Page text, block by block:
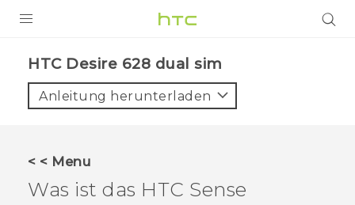
VIVE
HTC Desire 628 dual sim‎
Anleitung herunterladen
< < Menu
Was ist das HTC Sense